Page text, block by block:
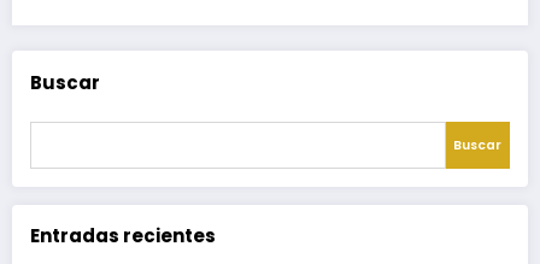
Buscar
Buscar
Entradas recientes